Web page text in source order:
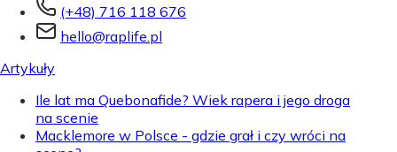
(+48) 716 118 676
hello@raplife.pl
Artykuły
Ile lat ma Quebonafide? Wiek rapera i jego droga
na scenie
Macklemore w Polsce - gdzie grał i czy wróci na